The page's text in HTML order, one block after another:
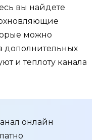
вы найдете
можно
дополнительных
и теплоту канала
онлайн